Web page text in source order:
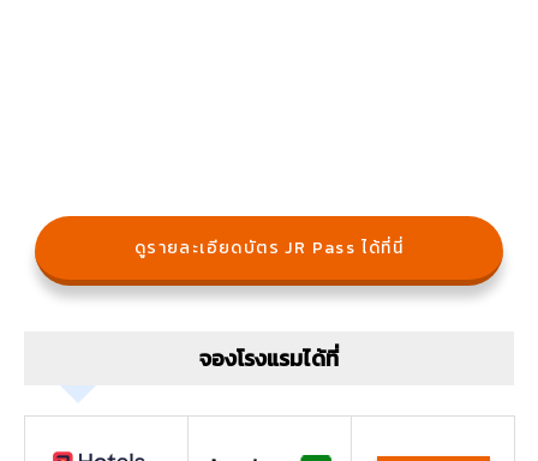
ดูรายละเอียดบัตร JR Pass ได้ที่นี่
จองโรงแรมได้ที่